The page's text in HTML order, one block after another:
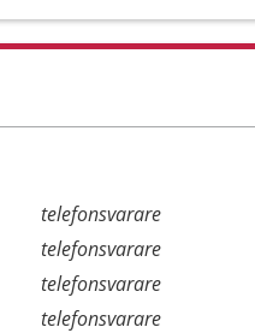
telefonsvarare
telefonsvarare
telefonsvarare
telefonsvarare